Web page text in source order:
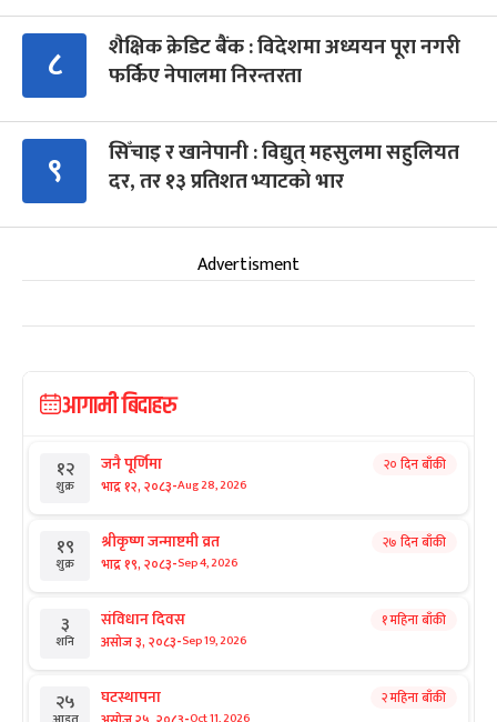
८
शैक्षिक क्रेडिट बैंक : विदेशमा अध्ययन पूरा नगरी
फर्किए नेपालमा निरन्तरता
९
सिँचाइ र खानेपानी : विद्युत् महसुलमा सहुलियत
दर, तर १३ प्रतिशत भ्याटको भार
Advertisment
आगामी बिदाहरु
१२
शुक्र
जनै पूर्णिमा
भाद्र १२, २०८३-Aug 28, 2026
२० दिन बाँकी
१९
शुक्र
श्रीकृष्ण जन्माष्टमी व्रत
भाद्र १९, २०८३-Sep 4, 2026
२७ दिन बाँकी
३
शनि
संविधान दिवस
असोज ३, २०८३-Sep 19, 2026
१ महिना बाँकी
२५ घटस्थापना २ महिना बाँकी